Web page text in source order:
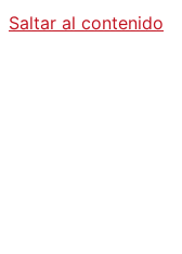
Saltar al contenido